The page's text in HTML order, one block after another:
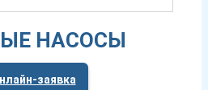
НАСОСЫ
заявка